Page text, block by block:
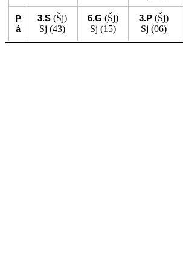
P
á
3.S (Šj)
Sj (43)
6.G (Šj)
Sj (15)
3.P (Šj)
Sj (06)